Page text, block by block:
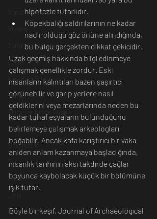
Günün Fotoğrafı
Biyoloji
Günün Düşüneni
Çevre
Kısa Kısa Bilim
Kimya
Bilim Tarihinde Bugün
Günün Bilim İnsanı
Matematik
Tıp
İnsan
Resim
hipotezle tutarlıdır.
Köpekbalığı saldırılarının ne kadar
nadir olduğu göz önüne alındığında,
bu bulgu gerçekten dikkat çekicidir.
Uzak geçmiş hakkında bilgi edinmeye
çalışmak genellikle zordur. Eski
insanların kalıntıları bazen şaşırtıcı
görünebilir ve garip yerlere nasıl
geldiklerini veya mezarlarında neden bu
kadar tuhaf eşyaların bulunduğunu
belirlemeye çalışmak arkeologları
boğabilir. Ancak kafa karıştırıcı bir vaka
aniden anlam kazanmaya başladığında,
insanlık tarihinin aksi takdirde çağlar
boyunca kaybolacak küçük bir bölümüne
ışık tutar.
Böyle bir keşif, Journal of Archaeological